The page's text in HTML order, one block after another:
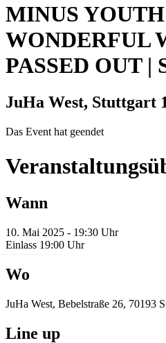
MINUS
WONDERFUL
PASSED OUT |
JuHa West, Stuttgart
Das Event hat geendet
Wann
10. Mai 2025 - 19:30 Uhr
Einlass 19:00 Uhr
Wo
JuHa West, Bebelstraße 26, 70193
Line up